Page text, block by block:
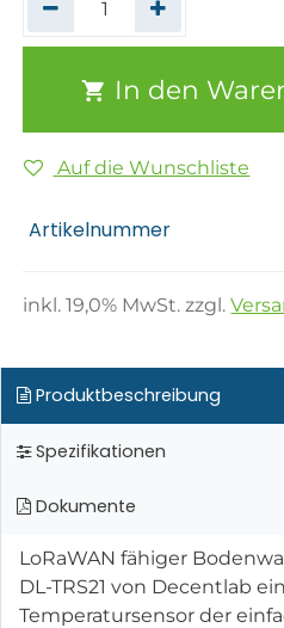
In den
Auf die Wunschliste
Artikelnummer
inkl.19,0% MwSt. zzgl.
Produktbeschreibung
Spezifikationen
Dokumente
LoRaWAN fähiger
DL-TRS21 von Decentlab
Temperatursensor der